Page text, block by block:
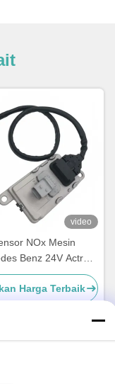
video
NOx Mesin
Benz 24V Actros
A0101531628
Harga Terbaik